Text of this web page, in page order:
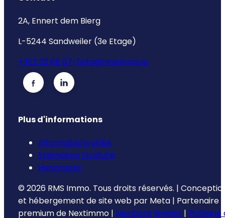
2A, Ennert dem Bierg
L-5244 Sandweiler (3e Etage)
+352 33 66 67-1info@rmsimmo.lu
Plus d'informations
Informations utiles
Estimation Gratuite
Honoraires
© 2026 RMS Immo. Tous droits réservés. |
et hébergement de site web par Meta | Partenaire
premium de Nextimmo | Mentions légales | Politique